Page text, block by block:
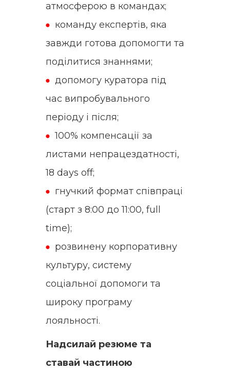
атмосферою в командах;
команду експертів, яка
завжди готова допомогти та
поділитися знаннями;
допомогу куратора під
час випробувального
періоду і після;
100% компенсації за
листами непрацездатності,
18 days off;
гнучкий формат співпраці
(старт з 8:00 до 11:00, full
time);
розвинену корпоративну
культуру, систему
соціальної допомоги та
широку програму
лояльності.
Надсилай резюме та
ставай частиною